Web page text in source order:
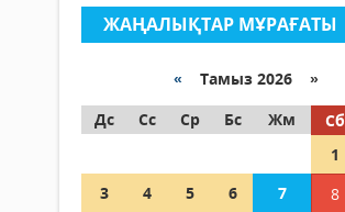
ЖАҢАЛЫҚТАР МҰРАҒАТЫ
« Тамыз 2026 »
Дс
Сс Ср Бс Жм Сб
1
3
4 5 6 7 8